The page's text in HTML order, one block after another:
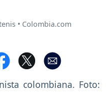
• Colombia.com